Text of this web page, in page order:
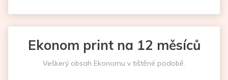
Ekonom print na 12 měsíců
Veškerý obsah Ekonomu v tištěné podobě.